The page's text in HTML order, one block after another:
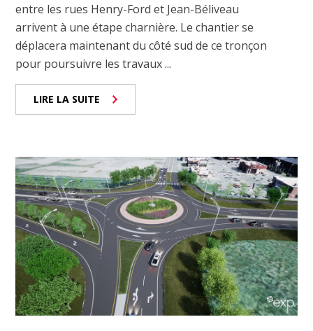
entre les rues Henry-Ford et Jean-Béliveau
arrivent à une étape charnière. Le chantier se
déplacera maintenant du côté sud de ce tronçon
pour poursuivre les travaux ...
LIRE LA SUITE